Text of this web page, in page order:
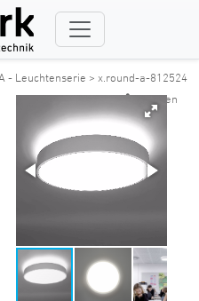
- Leuchtenserie > x.round-a-812524
Url teilen